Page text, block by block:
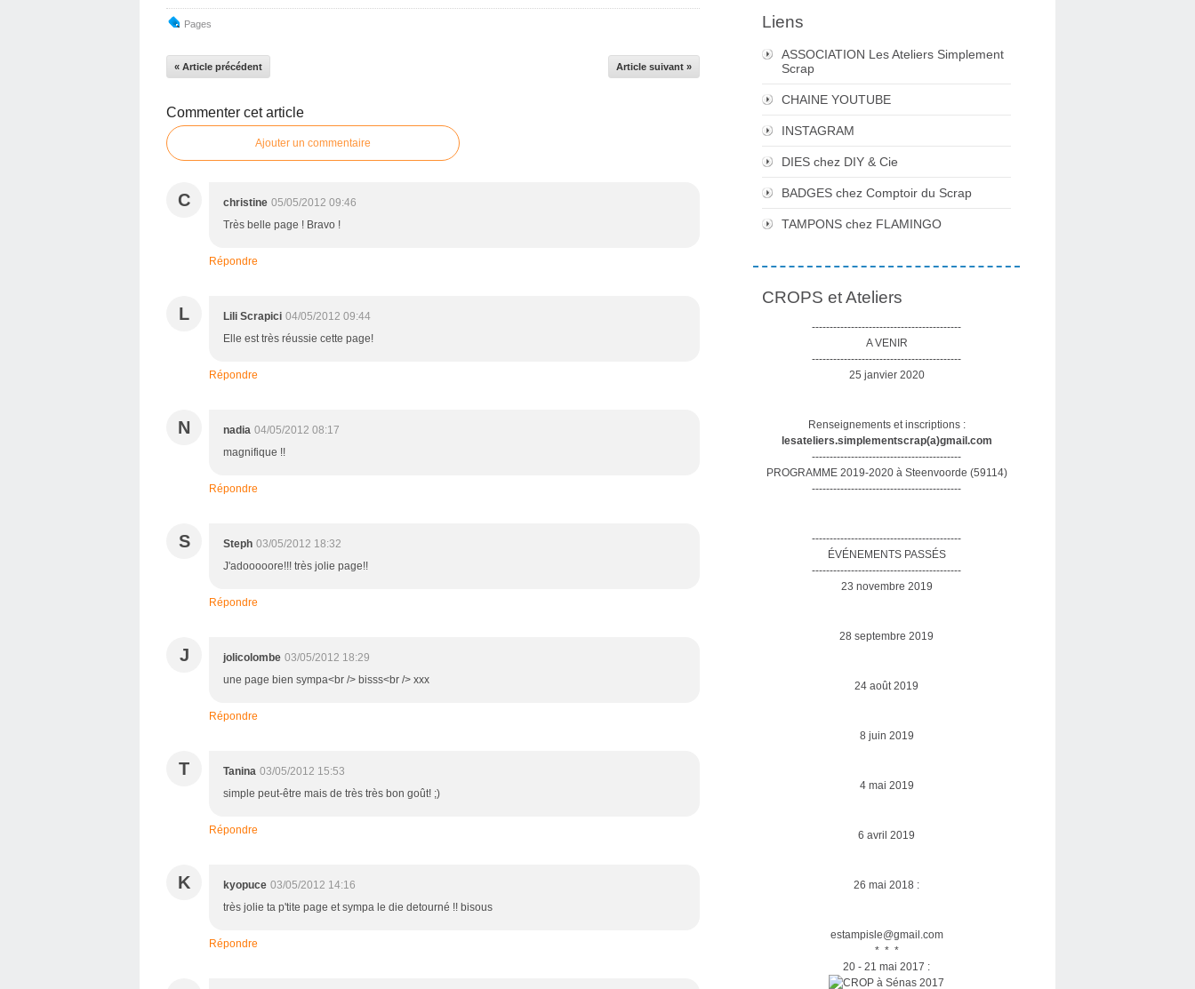
Pages
« Article précédent Article suivant »
Commenter cet article
Ajouter un commentaire
C christine 05/05/2012 09:46
Très belle page ! Bravo !
Répondre
L Lili Scrapici 04/05/2012 09:44
Elle est très réussie cette page!
Répondre
N nadia 04/05/2012 08:17
magnifique !!
Répondre
S Steph 03/05/2012 18:32
J'adooooore!!! très jolie page!!
Répondre
J jolicolombe 03/05/2012 18:29
une page bien sympa<br /> bisss<br /> xxx
Répondre
T Tanina 03/05/2012 15:53
simple peut-être mais de très très bon goût! ;)
Répondre
K kyopuce 03/05/2012 14:16
très jolie ta p'tite page et sympa le die detourné !! bisous
Répondre
Liens
ASSOCIATION Les Ateliers Simplement
Scrap
CHAINE YOUTUBE
INSTAGRAM
DIES chez DIY & Cie
BADGES chez Comptoir du Scrap
TAMPONS chez FLAMINGO
CROPS et Ateliers
------------------------------------------
A VENIR
------------------------------------------
25 janvier 2020
Renseignements et inscriptions :
lesateliers.simplementscrap(a)gmail.com
------------------------------------------
PROGRAMME 2019-2020 à Steenvoorde (59114)
------------------------------------------
------------------------------------------
ÉVÉNEMENTS PASSÉS
------------------------------------------
23 novembre 2019
28 septembre 2019
24 août 2019
8 juin 2019
4 mai 2019
6 avril 2019
26 mai 2018 :
estampisle@gmail.com
* * *
20 - 21 mai 2017 :